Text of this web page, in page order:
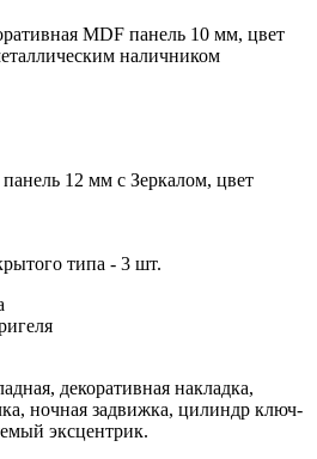
MDF панель 10 мм, цвет
наличником
12 мм с Зеркалом, цвет
типа - 3 шт.
декоративная накладка,
ночная задвижка, цилиндр ключ-
эксцентрик.